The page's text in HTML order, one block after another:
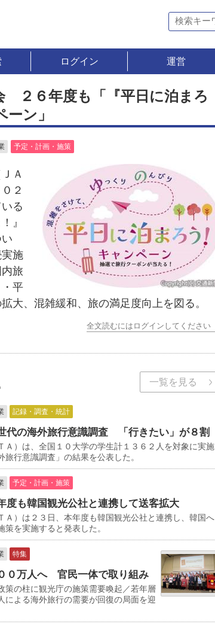
ログイン 運営
２６年度も「『平日に泊まろ
ン」
予定・計画・施策
Ａ
２
る
』
施
旅
平
大、混雑緩和、旅の満足度向上を図る。
全文読むにはログインしてください
一覧を見る
記録・調査・統計
代の海外旅行意識調査 「行きたい」が８割
）は、全国１０大学の学生計１３６２人を対象に実施
行意識調査」の結果を公表した。
予定・計画・施策
も韓国観光公社と連携して送客拡大
）は２３日、本年度も韓国観光公社と連携し、韓国へ
を実施すると発表した。
特集
０万人へ 官民一体で取り組み
策の柱に観光庁の施策需要喚起／若年層
よる海外旅行の需要が回復の局面を迎